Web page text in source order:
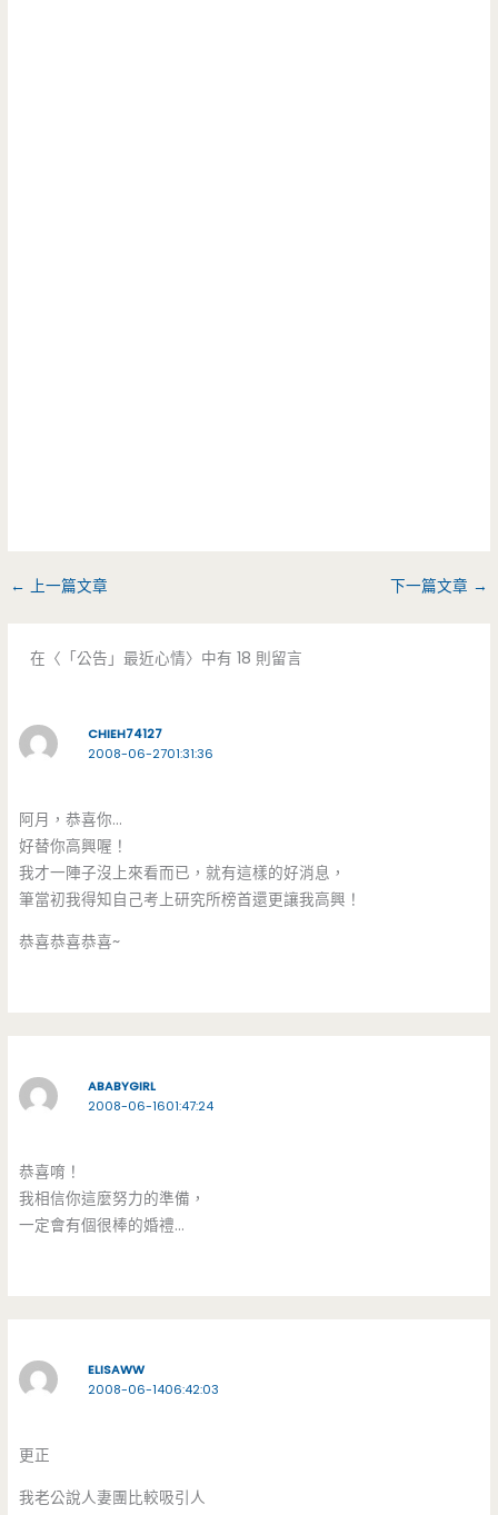
← 上一篇文章 下一篇文章 →
在〈「公告」最近心情〉中有 18 則留言
CHIEH74127
2008-06-2701:31:36
阿月，恭喜你…
好替你高興喔！
我才一陣子沒上來看而已，就有這樣的好消息，
筆當初我得知自己考上研究所榜首還更讓我高興！
恭喜恭喜恭喜~
ABABYGIRL
2008-06-1601:47:24
恭喜唷！
我相信你這麼努力的準備，
一定會有個很棒的婚禮…
ELISAWW
2008-06-1406:42:03
更正
我老公說人妻團比較吸引人